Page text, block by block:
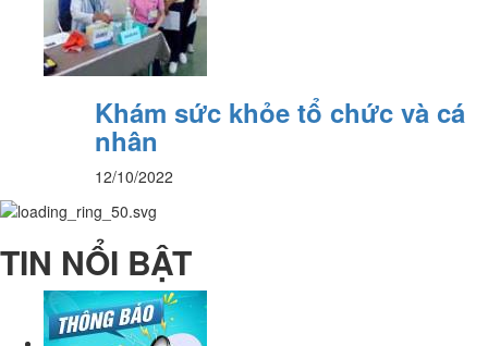
Khám sức khỏe tổ chức và cá
nhân
12/10/2022
TIN NỔI BẬT